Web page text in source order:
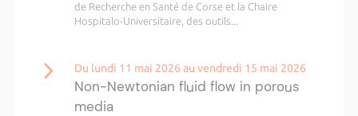
de Recherche en Santé de Corse et la Chaire
Hospitalo-Universitaire, des outils...
Du lundi 11 mai 2026 au vendredi 15 mai 2026
Non-Newtonian fluid flow in porous
media